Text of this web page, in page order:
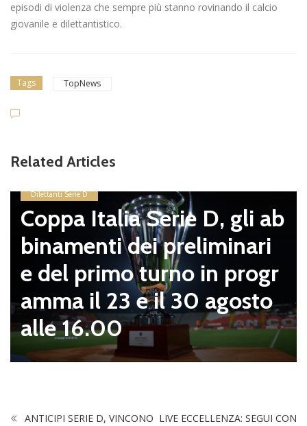
episodi di violenza che sempre più stanno rovinando il calcio
giovanile e dilettantistico.
Tags TopNews
Related Articles
Dilettanti Serie D
Coppa Italia Serie D, gli ab
binamenti dei preliminari
e del primo turno in progr
amma il 23 e il 30 agosto
alle 16.00
ANTICIPI SERIE D, VINCONO LIVE ECCELLENZA: SEGUI CON